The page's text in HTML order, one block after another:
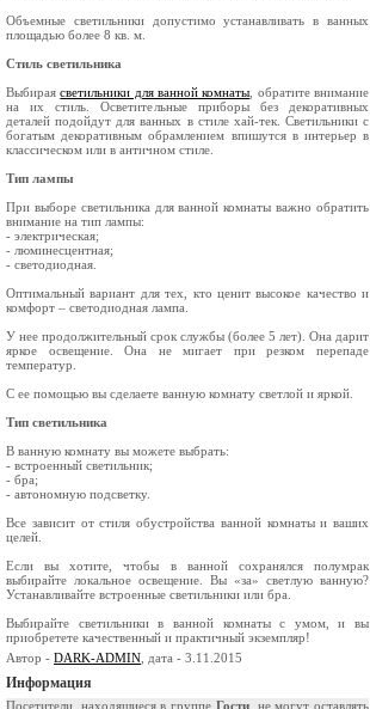
Объемные светильники допустимо устанавливать в ванных
площадью более 8 кв. м.
Стиль светильника
Выбираясветильники для ванной комнаты , обратите внимание
на их стиль. Осветительные приборы без декоративных
деталей подойдут для ванных в стиле хай-тек. Светильники с
богатым декоративным обрамлением впишутся в интерьер в
классическом или в античном стиле.
Тип лампы
При выборе светильника для ванной комнаты важно обратить
внимание на тип лампы:
- электрическая;
- люминесцентная;
- светодиодная.
Оптимальный вариант для тех, кто ценит высокое качество и
комфорт – светодиодная лампа.
У нее продолжительный срок службы (более 5 лет). Она дарит
яркое освещение. Она не мигает при резком перепаде
температур.
С ее помощью вы сделаете ванную комнату светлой и яркой.
Тип светильника
В ванную комнату вы можете выбрать:
- встроенный светильник;
- бра;
- автономную подсветку.
Все зависит от стиля обустройства ванной комнаты и ваших
целей.
Если вы хотите, чтобы в ванной сохранялся полумрак
выбирайте локальное освещение. Вы «за» светлую ванную?
Устанавливайте встроенные светильники или бра.
Выбирайте светильники в ванной комнаты с умом, и вы
приобретете качественный и практичный экземпляр!
Автор - DARK-ADMIN , дата - 3.11.2015
Информация
Посетители, находящиеся в группе Гости, не могут оставлять